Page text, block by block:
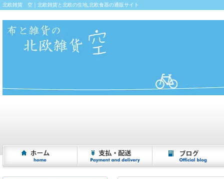
北欧雑貨 空｜北欧雑貨と北欧の生地,北欧食器の通販サイト